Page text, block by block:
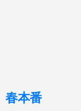
の 本番